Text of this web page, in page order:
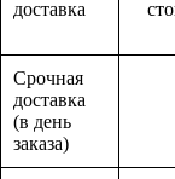
доставка
Срочная
доставка
(в день
заказа)